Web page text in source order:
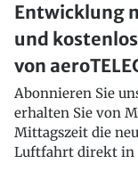
Entwicklung
und
von
Abonnieren Sie
erhalten Sie von
Mittagszeit die
Luftfahrt direkt in